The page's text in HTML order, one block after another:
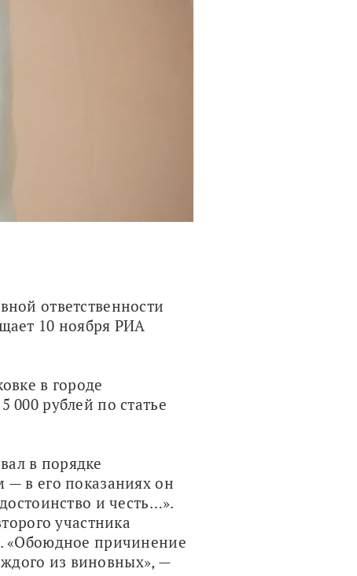
ответственности
10 ноября РИА
в городе
рублей по статье
в порядке
— в его показаниях он
и честь…».
участника
«Обоюдное причинение
из виновных», —